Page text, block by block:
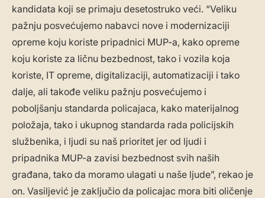
kandidata koji se primaju desetostruko veći. “Veliku
pažnju posvećujemo nabavci nove i modernizaciji
opreme koju koriste pripadnici MUP-a, kako opreme
koju koriste za ličnu bezbednost, tako i vozila koja
koriste, IT opreme, digitalizaciji, automatizaciji i tako
dalje, ali takođe veliku pažnju posvećujemo i
poboljšanju standarda policajaca, kako materijalnog
položaja, tako i ukupnog standarda rada policijskih
službenika, i ljudi su naš prioritet jer od ljudi i
pripadnika MUP-a zavisi bezbednost svih naših
građana, tako da moramo ulagati u naše ljude”, rekao je
on. Vasiljević je zaključio da policajac mora biti oličenje